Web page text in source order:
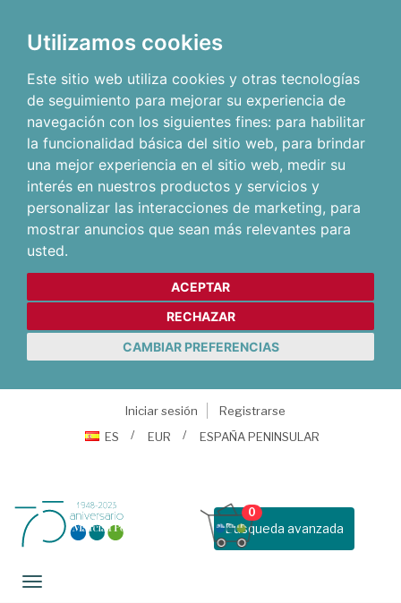
Utilizamos cookies
Este sitio web utiliza cookies y otras tecnologías
de seguimiento para mejorar su experiencia de
navegación con los siguientes fines: para habilitar
la funcionalidad básica del sitio web, para brindar
una mejor experiencia en el sitio web, medir su
interés en nuestros productos y servicios y
personalizar las interacciones de marketing, para
mostrar anuncios que sean más relevantes para
usted.
ACEPTAR
RECHAZAR
CAMBIAR PREFERENCIAS
Iniciar sesión
Registrarse
ES
EUR ESPAÑA PENINSULAR
Busqueda avanzada
0
Toggle navigation